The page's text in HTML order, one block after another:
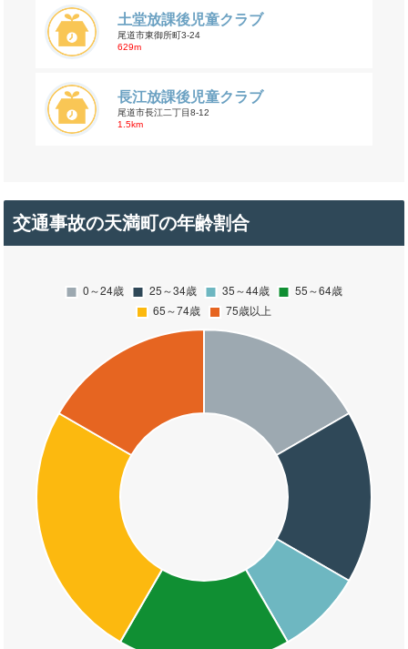
土堂放課後児童クラブ
尾道市東御所町3-24
629m
長江放課後児童クラブ
尾道市長江二丁目8-12
1.5km
交通事故の天満町の年齢割合